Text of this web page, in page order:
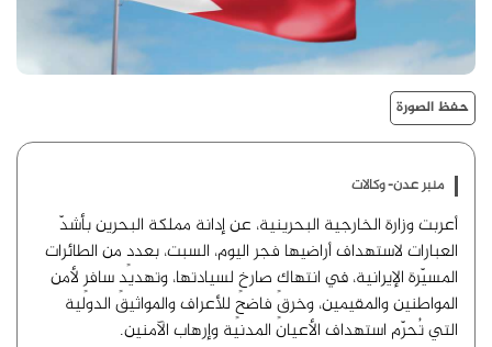
حفظ الصورة
منبر عدن- وكالات
أعربت وزارة الخارجية البحرينية، عن إدانة مملكة البحرين بأشدّ
العبارات لاستهداف أراضيها فجر اليوم، السبت، بعددٍ من الطائرات
المسيّرة الإيرانية، في انتهاكٍ صارخٍ لسيادتها، وتهديدٍ سافرٍ لأمن
المواطنين والمقيمين، وخرقٍ فاضحٍ للأعراف والمواثيق الدولية
التي تُحرّم استهداف الأعيان المدنية وإرهاب الآمنين.